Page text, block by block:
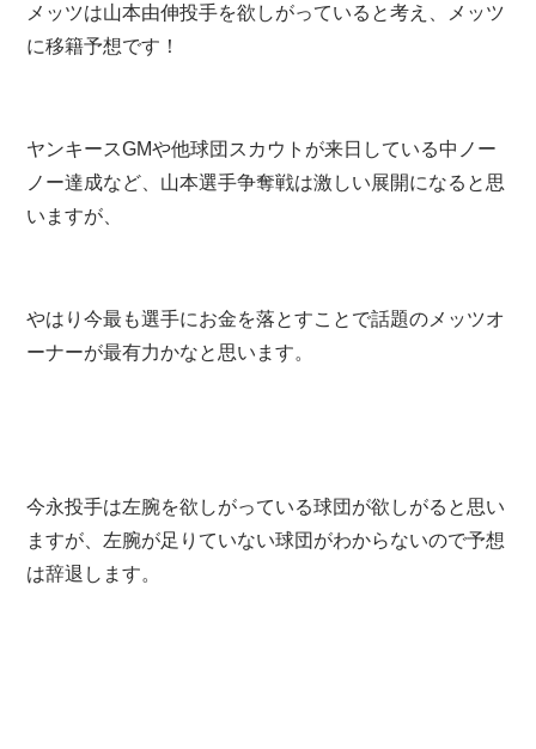
メッツは山本由伸投手を欲しがっていると考え、メッツ
に移籍予想です！
ヤンキースGMや他球団スカウトが来日している中ノー
ノー達成など、山本選手争奪戦は激しい展開になると思
いますが、
やはり今最も選手にお金を落とすことで話題のメッツオ
ーナーが最有力かなと思います。
今永投手は左腕を欲しがっている球団が欲しがると思い
ますが、左腕が足りていない球団がわからないので予想
は辞退します。